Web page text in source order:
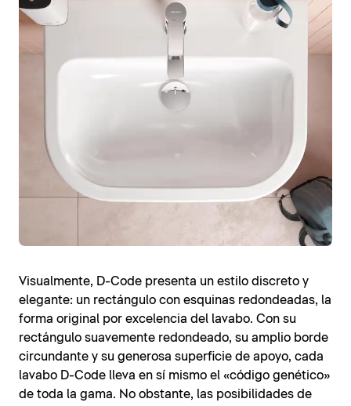
Visualmente, D-Code presenta un estilo discreto y
elegante: un rectángulo con esquinas redondeadas, la
forma original por excelencia del lavabo. Con su
rectángulo suavemente redondeado, su amplio borde
circundante y su generosa superficie de apoyo, cada
lavabo D-Code lleva en sí mismo el «código genético»
de toda la gama. No obstante, las posibilidades de